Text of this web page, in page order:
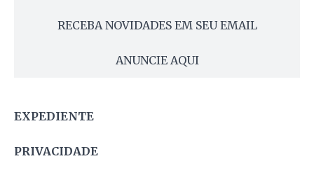
RECEBA NOVIDADES EM SEU EMAIL
ANUNCIE AQUI
EXPEDIENTE
PRIVACIDADE